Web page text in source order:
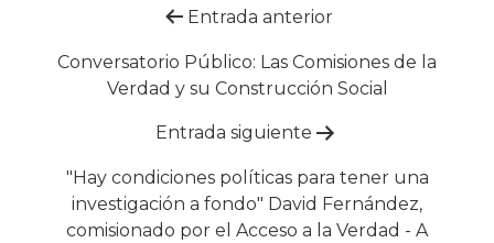
Navegación
de
entradas
Entrada anterior
Conversatorio Público: Las Comisiones de la
Verdad y su Construcción Social
Entrada siguiente
"Hay condiciones políticas para tener una
investigación a fondo" David Fernández,
comisionado por el Acceso a la Verdad - A